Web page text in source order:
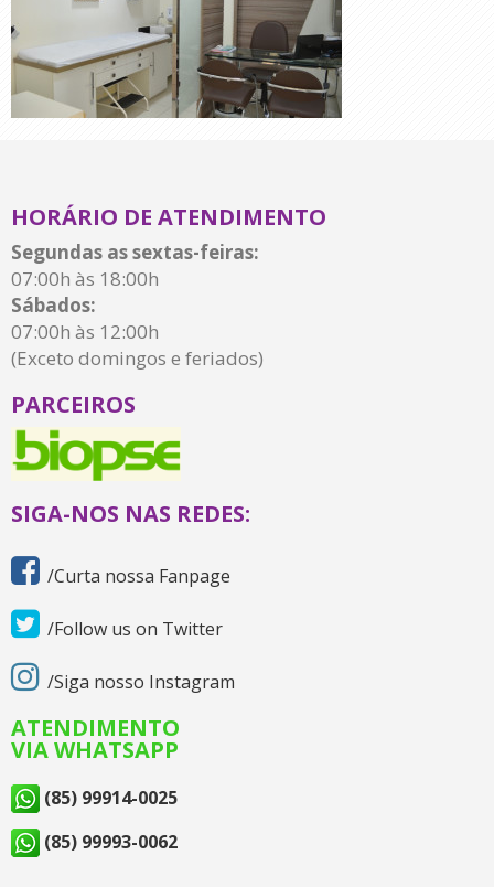
HORÁRIO DE ATENDIMENTO
Segundas as sextas-feiras:
07:00h às 18:00h
Sábados:
07:00h às 12:00h
(Exceto domingos e feriados)
PARCEIROS
SIGA-NOS NAS REDES:
/Curta nossa Fanpage
/Follow us on Twitter
/Siga nosso Instagram
ATENDIMENTO
VIA WHATSAPP
(85) 99914-0025
(85) 99993-0062